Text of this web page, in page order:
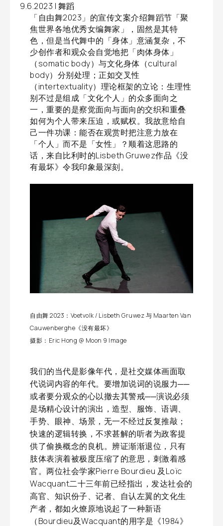
9.6.2023 | 舞蹈
「自由舞2023」的宣传文案介绍舞蹈节「聚
焦世界各地优秀女编舞家」，固然是其特
色，但是当代舞中的「身体」意涵复杂，不
少创作者和观众会自觉地把「肉体身体」
（somatic body）与文化身体（cultural
body）分别处理；正如交叉性
（intertextuality）理论框架的立论：生理性
别不过是组成「文化个人」的众多面向之
一，重要的是察觉面向与面向的交织和重叠
如何为个人带来压迫，或赋权。我故意给自
己一件功课：能否在观赏时把注意力放在
「个人」而不是「女性」？顺着这思路的
话，来自比利时的Lisbeth Gruwez作品《没
有最坏》令我印象最深刻。
自由舞 2023：Voetvolk / Lisbeth Gruwez 与 Maarten Van
Cauwenberghe《没有最坏》
摄影：Eric Hong @ Moon 9 Image
我们的当代是影像年代，是社交媒体画面取
代说词内容的年代。要增加说词的说服力──
或者要分观众的心以撤去其警戒──演说必须
是场精心设计的演出，造型、服饰、语调、
手势、眼神、场景，无一不经过反复推敲；
快速的逻辑转换，不求甚解的听者为政客提
供了偷换概念的良机。辨证渐渐退位，只有
肢体表演着被极度压缩了的意思，刺激着感
官。两位社会学家Pierre Bourdieu 及Loïc
Wacquant二十三年前已经指出，发达社会的
高官、知识份子、记者、自认左翼的文化生
产者，都如火燎原地说起了一种新语
（Bourdieu及Wacquant的用字是《1984》